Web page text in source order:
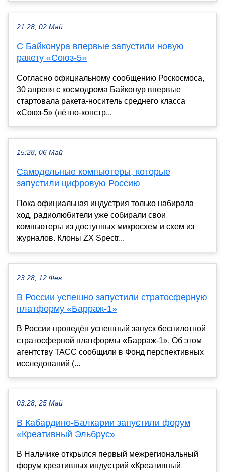
21:28, 02 Май
С Байконура впервые запустили новую
ракету «Союз-5»
Согласно официальному сообщению Роскосмоса,
30 апреля с космодрома Байконур впервые
стартовала ракета-носитель среднего класса
«Союз-5» (лётно-констр...
15:28, 06 Май
Самодельные компьютеры, которые
запустили цифровую Россию
Пока официальная индустрия только набирала
ход, радиолюбители уже собирали свои
компьютеры из доступных микросхем и схем из
журналов. Клоны ZX Spectr...
23:28, 12 Фев
В России успешно запустили стратосферную
платформу «Барраж-1»
В России проведён успешный запуск беспилотной
стратосферной платформы «Барраж-1». Об этом
агентству ТАСС сообщили в Фонд перспективных
исследований (...
03:28, 25 Май
В Кабардино-Балкарии запустили форум
«Креативный Эльбрус»
В Нальчике открылся первый межрегиональный
форум креативных индустрий «Креативный